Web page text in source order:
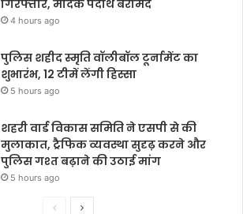
गिरफ्तार, मादक पदार्थ बरामद
4 hours ago
पुलिस शहीद स्मृति वॉलीबॉल टूर्नामेंट का
शुभारंभ, 12 टीमें लेंगी हिस्सा
5 hours ago
शहरी वार्ड विकास समिति ने एसपी से की
मुलाकात, ट्रैफिक व्यवस्था सुदृढ़ करने और
पुलिस गश्त बढ़ाने की उठाई मांग
5 hours ago
PreviousNext